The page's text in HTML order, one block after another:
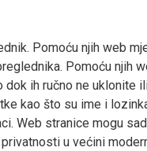
Pomoću njih web
Pomoću njih
ih ručno ne
kao što su ime i
Web stranice mogu
u većini